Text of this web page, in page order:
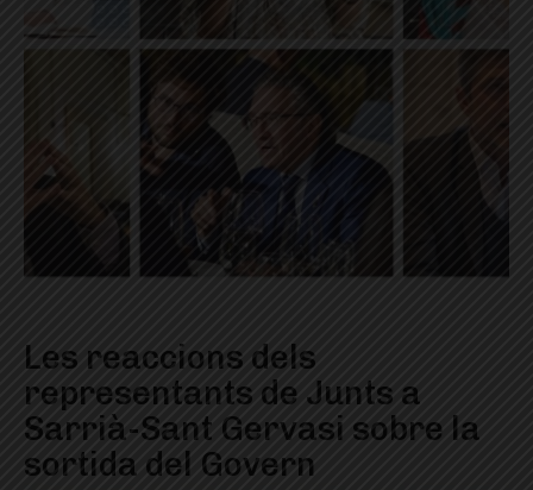
Les reaccions dels
representants de Junts a
Sarrià-Sant Gervasi sobre la
sortida del Govern